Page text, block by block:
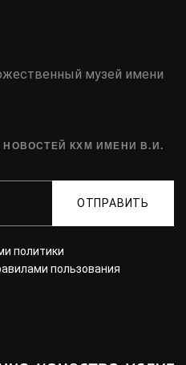
музей имени
КХМ ИМЕНИ В.И.
ОТПРАВИТЬ
политики
пользования